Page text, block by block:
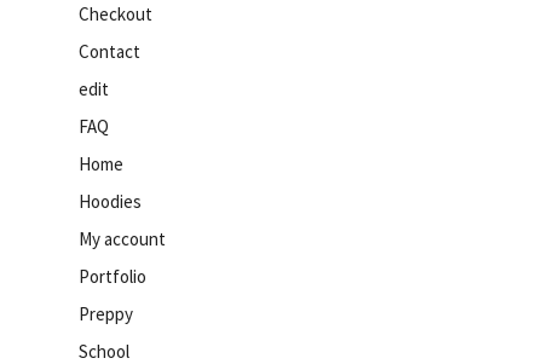
Checkout
Contact
edit
FAQ
Home
Hoodies
My account
Portfolio
Preppy
School